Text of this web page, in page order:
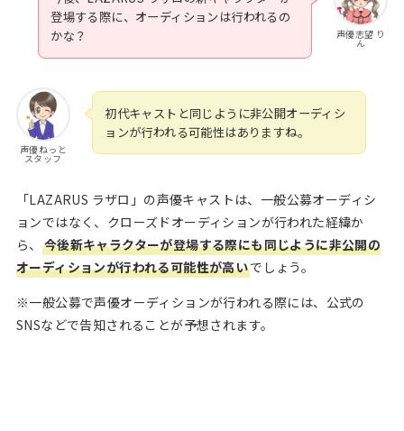
声優志望 り
ん
登場する際に、オーディションは行われるの
かな？
声優ねっと
スタッフ
初代キャストと同じように非公開オーディシ
ョンが行われる可能性はありますね。
「LAZARUS ラザロ」の声優キャストは、一般公募オーディシ
ョンではなく、クローズドオーディションが行われた経緯か
ら、 今後新キャラクターが登場する際にも同じように非公開の
オーディションが行われる可能性が高いでしょう。
※一般公募で声優オーディションが行われる際には、公式の
SNSなどで告知されることが予想されます。